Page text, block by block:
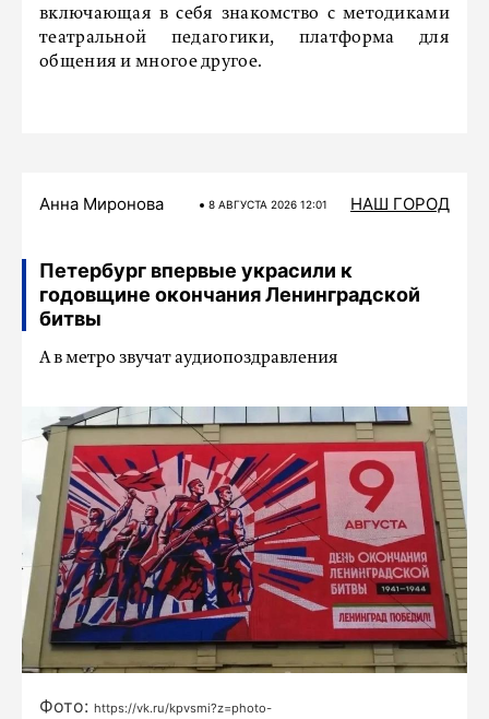
включающая в себя знакомство с методиками
театральной педагогики, платформа для
общения и многое другое.
Анна Миронова 8 АВГУСТА 2026 12:01 НАШ ГОРОД
Петербург впервые украсили к
годовщине окончания Ленинградской
битвы
А в метро звучат аудиопоздравления
Фото: https://vk.ru/kpvsmi?z=photo-